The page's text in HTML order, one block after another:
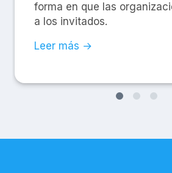
forma en que las
a los invitados.
Leer más →